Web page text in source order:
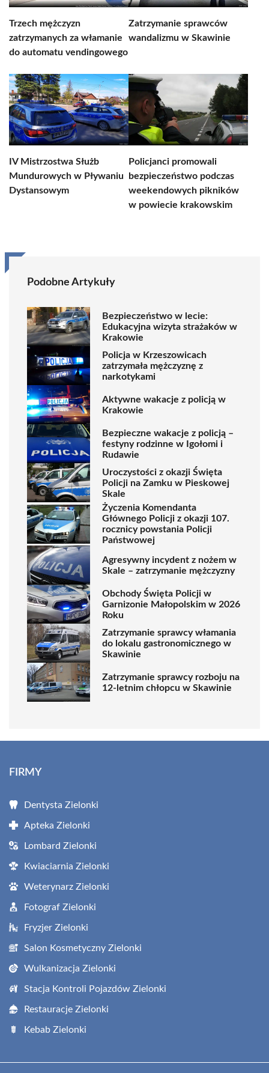
Trzech mężczyzn
zatrzymanych za włamanie
do automatu vendingowego
Zatrzymanie sprawców
wandalizmu w Skawinie
IV Mistrzostwa Służb
Mundurowych w Pływaniu
Dystansowym
Policjanci promowali
bezpieczeństwo podczas
weekendowych pikników
w powiecie krakowskim
Podobne Artykuły
Bezpieczeństwo w lecie:
Edukacyjna wizyta strażaków w
Krakowie
Policja w Krzeszowicach
zatrzymała mężczyznę z
narkotykami
Aktywne wakacje z policją w
Krakowie
Bezpieczne wakacje z policją –
festyny rodzinne w Igołomi i
Rudawie
Uroczystości z okazji Święta
Policji na Zamku w Pieskowej
Skale
Życzenia Komendanta
Głównego Policji z okazji 107.
rocznicy powstania Policji
Państwowej
Agresywny incydent z nożem w
Skale – zatrzymanie mężczyzny
Obchody Święta Policji w
Garnizonie Małopolskim w 2026
Roku
Zatrzymanie sprawcy włamania
do lokalu gastronomicznego w
Skawinie
Zatrzymanie sprawcy rozboju na
12-letnim chłopcu w Skawinie
FIRMY
Dentysta Zielonki
Apteka Zielonki
Lombard Zielonki
Kwiaciarnia Zielonki
Weterynarz Zielonki
Fotograf Zielonki
Fryzjer Zielonki
Salon Kosmetyczny Zielonki
Wulkanizacja Zielonki
Stacja Kontroli Pojazdów Zielonki
Restauracje Zielonki
Kebab Zielonki